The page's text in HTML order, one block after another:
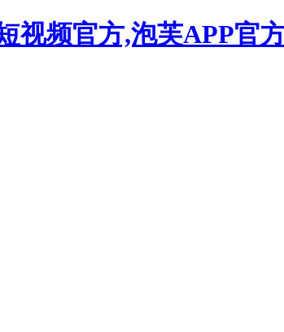
视频官方,泡芙APP官